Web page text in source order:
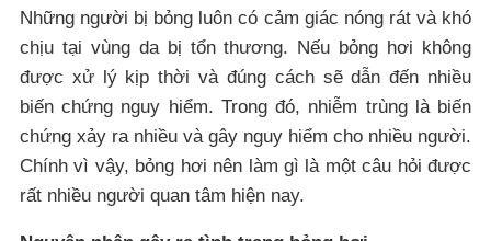
Những người bị bỏng luôn có cảm giác nóng rát và khó
chịu tại vùng da bị tổn thương. Nếu bỏng hơi không
được xử lý kịp thời và đúng cách sẽ dẫn đến nhiều
biến chứng nguy hiểm. Trong đó, nhiễm trùng là biến
chứng xảy ra nhiều và gây nguy hiểm cho nhiều người.
Chính vì vậy, bỏng hơi nên làm gì là một câu hỏi được
rất nhiều người quan tâm hiện nay.